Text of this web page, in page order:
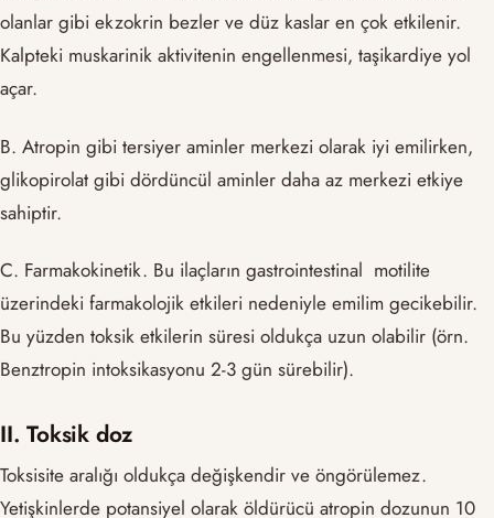
olanlar gibi ekzokrin bezler ve düz kaslar en çok etkilenir.
Kalpteki muskarinik aktivitenin engellenmesi, taşikardiye yol
açar.
B. Atropin gibi tersiyer aminler merkezi olarak iyi emilirken,
glikopirolat gibi dördüncül aminler daha az merkezi etkiye
sahiptir.
C. Farmakokinetik. Bu ilaçların gastrointestinal motilite
üzerindeki farmakolojik etkileri nedeniyle emilim gecikebilir.
Bu yüzden toksik etkilerin süresi oldukça uzun olabilir (örn.
Benztropin intoksikasyonu 2-3 gün sürebilir).
II. Toksik doz
Toksisite aralığı oldukça değişkendir ve öngörülemez.
Yetişkinlerde potansiyel olarak öldürücü atropin dozunun 10